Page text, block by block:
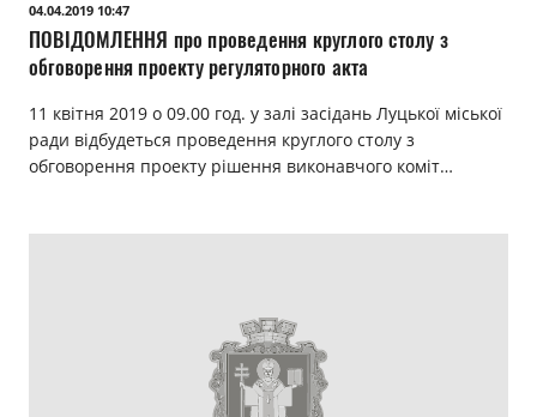
04.04.2019 10:47
ПОВІДОМЛЕННЯ про проведення круглого столу з
обговорення проекту регуляторного акта
11 квітня 2019 о 09.00 год. у залі засідань Луцької міської
ради відбудеться проведення круглого столу з
обговорення проекту рішення виконавчого коміт…